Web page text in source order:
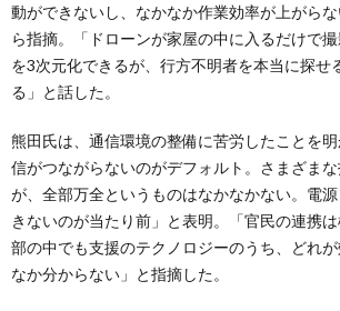
動ができないし、なかなか作業効率が上がら
ら指摘。「ドローンが家屋の中に入るだけで
を3次元化できるが、行方不明者を本当に探せ
る」と話した。
熊田氏は、通信環境の整備に苦労したことを
信がつながらないのがデフォルト。さまざま
が、全部万全というものはなかなかない。電
きないのが当たり前」と表明。「官民の連携
部の中でも支援のテクノロジーのうち、どれ
なか分からない」と指摘した。